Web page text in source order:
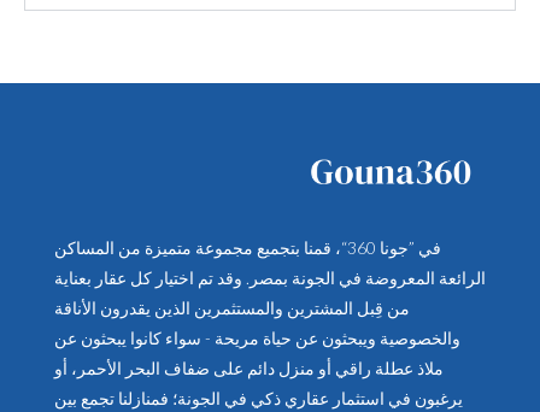
في ”جونا 360“، قمنا بتجميع مجموعة متميزة من المساكن
الرائعة المعروضة في الجونة بمصر. وقد تم اختيار كل عقار بعناية
من قِبل المشترين والمستثمرين الذين يقدرون الأناقة
والخصوصية ويبحثون عن حياة مريحة - سواء كانوا يبحثون عن
ملاذ عطلة راقي أو منزل دائم على ضفاف البحر الأحمر، أو
يرغبون في استثمار عقاري ذكي في الجونة؛ فمنازلنا تجمع بين